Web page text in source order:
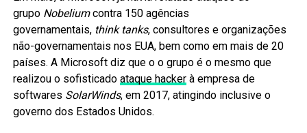
grupo Nobeliumcontra 150 agências
governamentais, think tanks, consultores e organizações
não-governamentais nos EUA, bem como em mais de 20
países. A Microsoft diz que o o grupo é o mesmo que
realizou o sofisticado ataque hackerà empresa de
softwares SolarWinds, em 2017, atingindo inclusive o
governo dos Estados Unidos.